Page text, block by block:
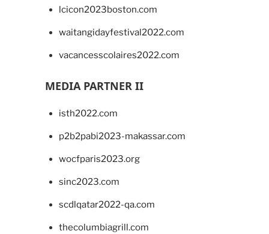
lcicon2023boston.com
waitangidayfestival2022.com
vacancesscolaires2022.com
MEDIA PARTNER II
isth2022.com
p2b2pabi2023-makassar.com
wocfparis2023.org
sinc2023.com
scdlqatar2022-qa.com
thecolumbiagrill.com